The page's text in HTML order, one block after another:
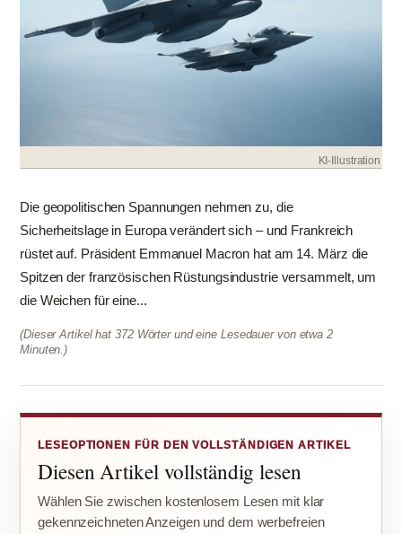
KI-Illustration
Die geopolitischen Spannungen nehmen zu, die
Sicherheitslage in Europa verändert sich – und Frankreich
rüstet auf. Präsident Emmanuel Macron hat am 14. März die
Spitzen der französischen Rüstungsindustrie versammelt, um
die Weichen für eine...
(Dieser Artikel hat 372 Wörter und eine Lesedauer von etwa 2
Minuten.)
LESEOPTIONEN FÜR DEN VOLLSTÄNDIGEN ARTIKEL
Diesen Artikel vollständig lesen
Wählen Sie zwischen kostenlosem Lesen mit klar
gekennzeichneten Anzeigen und dem werbefreien